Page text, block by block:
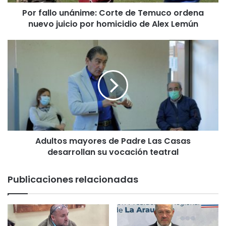
m
u
c
o
Por fallo unánime: Corte de Temuco ordena
nuevo juicio por homicidio de Alex Lemún
a
s
d
e
Adultos mayores de Padre Las Casas
desarrollan su vocación teatral
Publicaciones relacionadas